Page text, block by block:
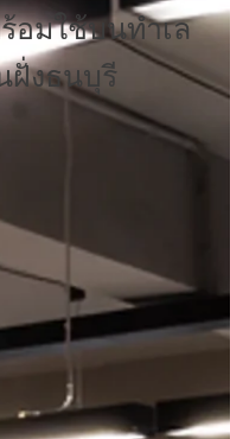
อมใช้บนทำเล
ฝั่งธนบุรี